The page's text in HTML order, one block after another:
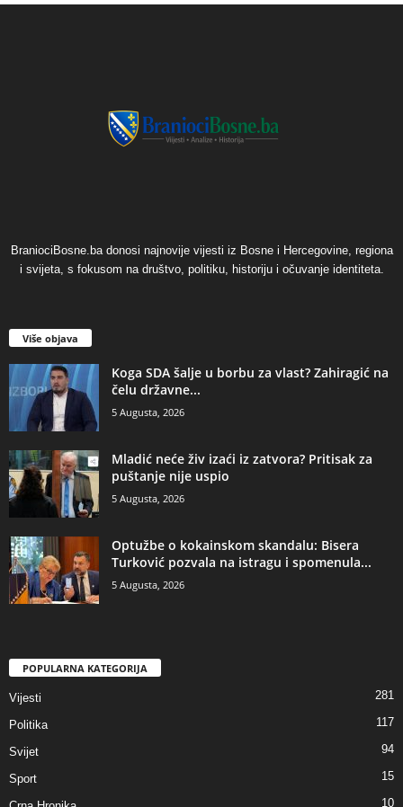
BraniociBosne.ba donosi najnovije vijesti iz Bosne i Hercegovine, regiona
i svijeta, s fokusom na društvo, politiku, historiju i očuvanje identiteta.
Više objava
​Koga SDA šalje u borbu za vlast? Zahiragić na
čelu državne...
5 Augusta, 2026
​Mladić neće živ izaći iz zatvora? Pritisak za
puštanje nije uspio
5 Augusta, 2026
​Optužbe o kokainskom skandalu: Bisera
Turković pozvala na istragu i spomenula...
5 Augusta, 2026
POPULARNA KATEGORIJA
Vijesti 281
Politika 117
Svijet 94
Sport 15
10